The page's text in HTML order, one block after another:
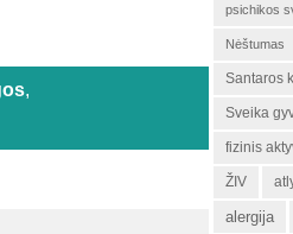
,
psichikos
Nėštumas
Santaros
Sveika
fizinis
ŽIV
alergija